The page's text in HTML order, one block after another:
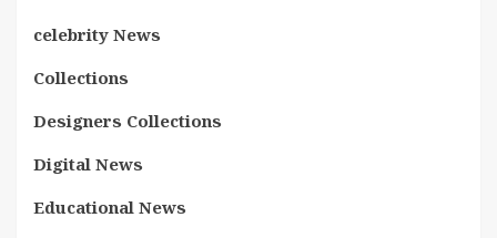
celebrity News
Collections
Designers Collections
Digital News
Educational News